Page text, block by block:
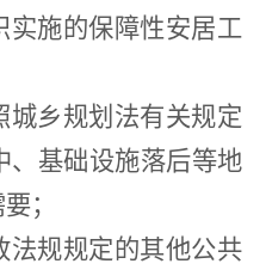
实施的保障性安居工
城乡规划法有关规定
、基础设施落后等地
；
法规规定的其他公共